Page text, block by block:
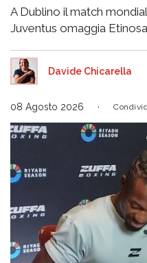
A Dublino il match
Juventus omaggia Etinosa
Davide Chicarella
08 Agosto 2026